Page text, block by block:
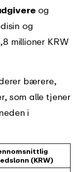
og
og
millioner KRW
bærere,
som alle tjener
i
(KRW)